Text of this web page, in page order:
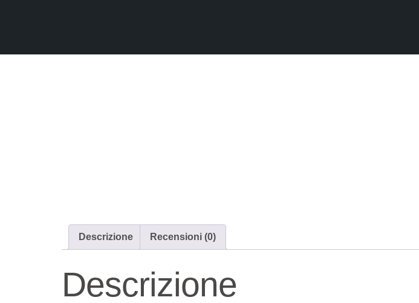
Descrizione Recensioni (0)
Descrizione